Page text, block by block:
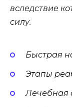
вследствие
силу.
Быстрая
Этапы
Лечебная